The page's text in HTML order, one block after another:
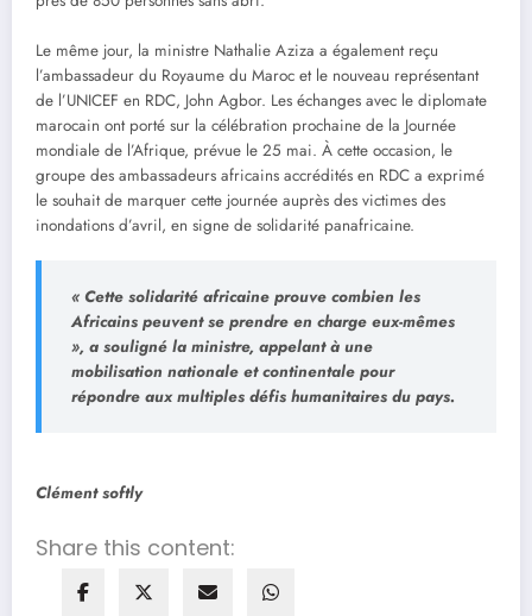
Le même jour, la ministre Nathalie Aziza a également reçu
l’ambassadeur du Royaume du Maroc et le nouveau représentant
de l’UNICEF en RDC, John Agbor. Les échanges avec le diplomate
marocain ont porté sur la célébration prochaine de la Journée
mondiale de l’Afrique, prévue le 25 mai. À cette occasion, le
groupe des ambassadeurs africains accrédités en RDC a exprimé
le souhait de marquer cette journée auprès des victimes des
inondations d’avril, en signe de solidarité panafricaine.
« Cette solidarité africaine prouve combien les
Africains peuvent se prendre en charge eux-mêmes
», a souligné la ministre, appelant à une
mobilisation nationale et continentale pour
répondre aux multiples défis humanitaires du pays.
Clément softly
Share this content: